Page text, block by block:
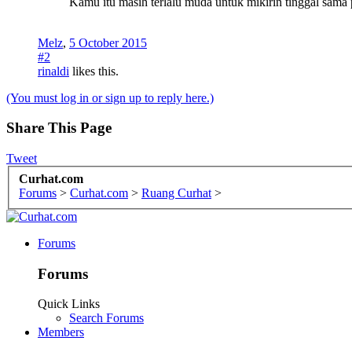
Melz, 5 October 2015
#2
rinaldi likes this.
(You must log in or sign up to reply here.)
Share This Page
Tweet
Curhat.com
Forums > Curhat.com > Ruang Curhat >
Forums
Forums
Quick Links
Search Forums
Members